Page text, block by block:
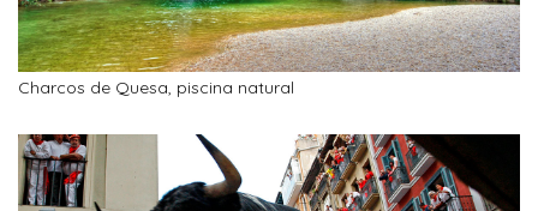
Charcos de Quesa, piscina natural